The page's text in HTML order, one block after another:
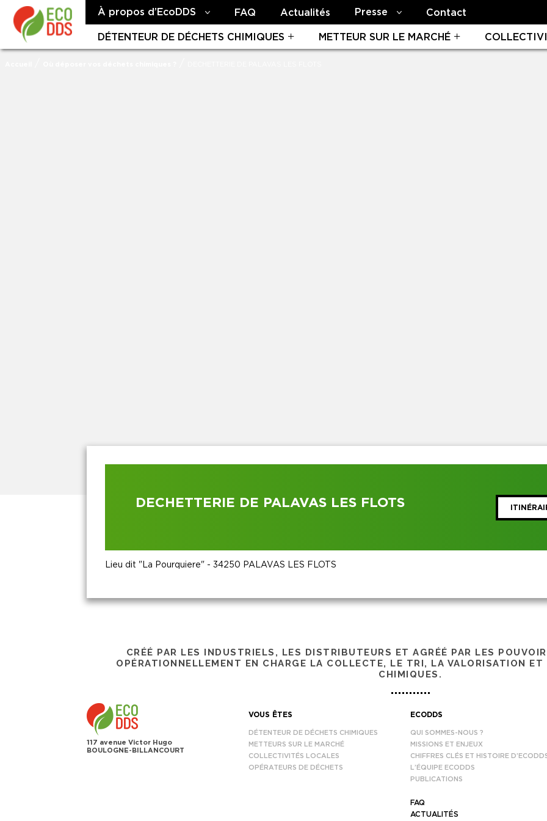
À propos d’EcoDDS FAQ Actualités Presse Contact
DÉTENTEUR DE DÉCHETS CHIMIQUES METTEUR SUR LE MARCHÉ
DECHETTERIE DE PALAVAS LES FLOTS
Lieu dit "La Pourquiere" - 34250 PALAVAS LES FLOTS
CRÉÉ PAR LES INDUSTRIELS, LES DISTRIBUTEURS ET AGRÉÉ PAR LES
OPÉRATIONNELLEMENT EN CHARGE LA COLLECTE, LE TRI, LA VALORISATION ET
CHIMIQUES.
117 avenue Victor Hugo
BOULOGNE-BILLANCOURT
VOUS ÊTES
DÉTENTEUR DE DÉCHETS CHIMIQUES
METTEURS SUR LE MARCHÉ
COLLECTIVITÉS LOCALES
OPÉRATEURS DE DÉCHETS
ECODDS
QUI SOMMES-NOUS ?
MISSIONS ET ENJEUX
CHIFFRES CLÉS ET HISTOIRE
L’ÉQUIPE ECODDS
PUBLICATIONS
FAQ
ACTUALITÉS